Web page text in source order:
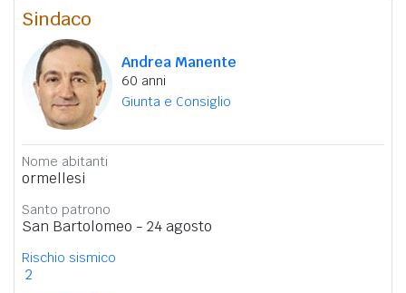
Sindaco
Andrea Manente
60 anni
Giunta e Consiglio
Nome abitanti
ormellesi
Santo patrono
San Bartolomeo - 24 agosto
Rischio sismico
2